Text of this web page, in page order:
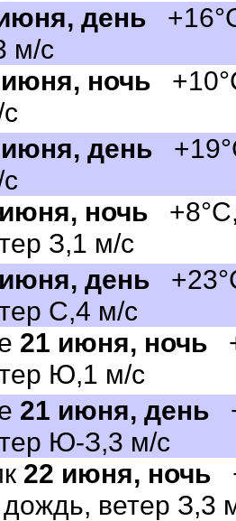
день
м/с
ночь
день
ночь
З,1 м/с
день
С,4 м/с
21 июня, ночь
Ю,1 м/с
21 июня, день
Ю-З,3 м/с
22 июня, ночь
ветер З,3